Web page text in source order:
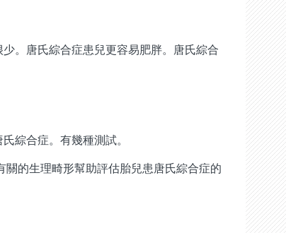
。唐氏綜合症患兒更容易肥胖。唐氏綜合
綜合症。有幾種測試。
的生理畸形幫助評估胎兒患唐氏綜合症的